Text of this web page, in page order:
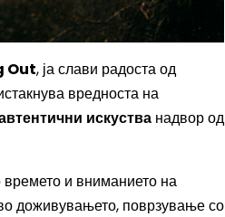
Out, ја слави радоста од
вредноста на
искуства надвор од
времето и вниманието на
доживувањето, поврзување со